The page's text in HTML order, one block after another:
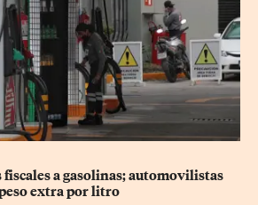
a gasolinas; automovilistas
extra por litro